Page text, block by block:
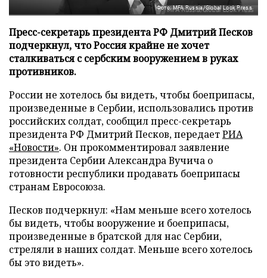
Фото: MFA Russia/Global Look Press
Пресс-секретарь президента РФ Дмитрий Песков
подчеркнул, что Россия крайне не хочет
сталкиваться с сербским вооружением в руках
противников.
России не хотелось бы видеть, чтобы боеприпасы,
произведенные в Сербии, использовались против
российских солдат, сообщил пресс-секретарь
президента РФ Дмитрий Песков, передаетРИА
«Новости». Он прокомментировал заявление
президента Сербии Александра Вучича о
готовности республики продавать боеприпасы
странам Евросоюза.
Песков подчеркнул: «Нам меньше всего хотелось
бы видеть, чтобы вооружение и боеприпасы,
произведенные в братской для нас Сербии,
стреляли в наших солдат. Меньше всего хотелось
бы это видеть».